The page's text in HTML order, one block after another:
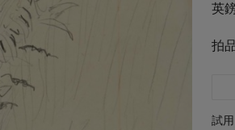
英
拍
試用